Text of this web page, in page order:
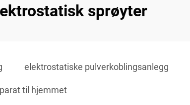
sprøyter
elektrostatiske pulverkoblingsanlegg
til hjemmet